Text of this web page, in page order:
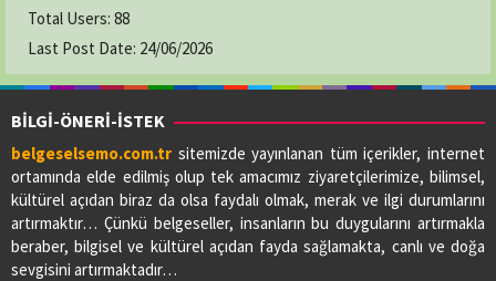
Total Users: 88
Last Post Date: 24/06/2026
BİLGİ-ÖNERİ-İSTEK
belgeselsemo.com.tr sitemizde yayınlanan tüm içerikler, internet
ortamında elde edilmiş olup tek amacımız ziyaretçilerimize, bilimsel,
kültürel açıdan biraz da olsa faydalı olmak, merak ve ilgi durumlarını
artırmaktır… Çünkü belgeseller, insanların bu duygularını artırmakla
beraber, bilgisel ve kültürel açıdan fayda sağlamakta, canlı ve doğa
sevgisini artırmaktadır…